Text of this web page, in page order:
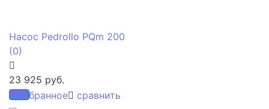
избранное сравнить
Насос Pedrollo PQm 200
(0)
23 925 руб.